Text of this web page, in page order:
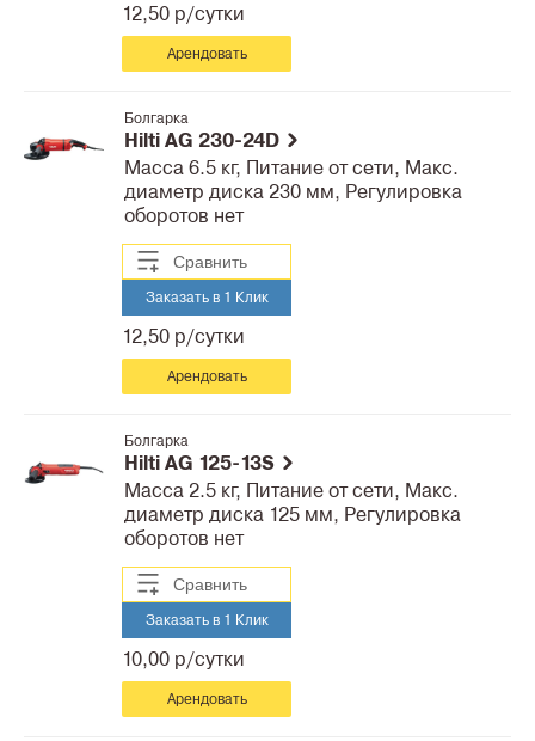
Арендовать
12,50 р/сутки
Болгарка
Hilti AG 230-24D
Масса 6.5 кг, Питание от сети, Макс.
диаметр диска 230 мм, Регулировка
оборотов нет
Арендовать
12,50 р/сутки
Заказать в 1 Клик
Сравнить
Болгарка
Hilti AG 125-13S
Масса 2.5 кг, Питание от сети, Макс.
диаметр диска 125 мм, Регулировка
оборотов нет
Арендовать
10,00 р/сутки
Заказать в 1 Клик
Сравнить